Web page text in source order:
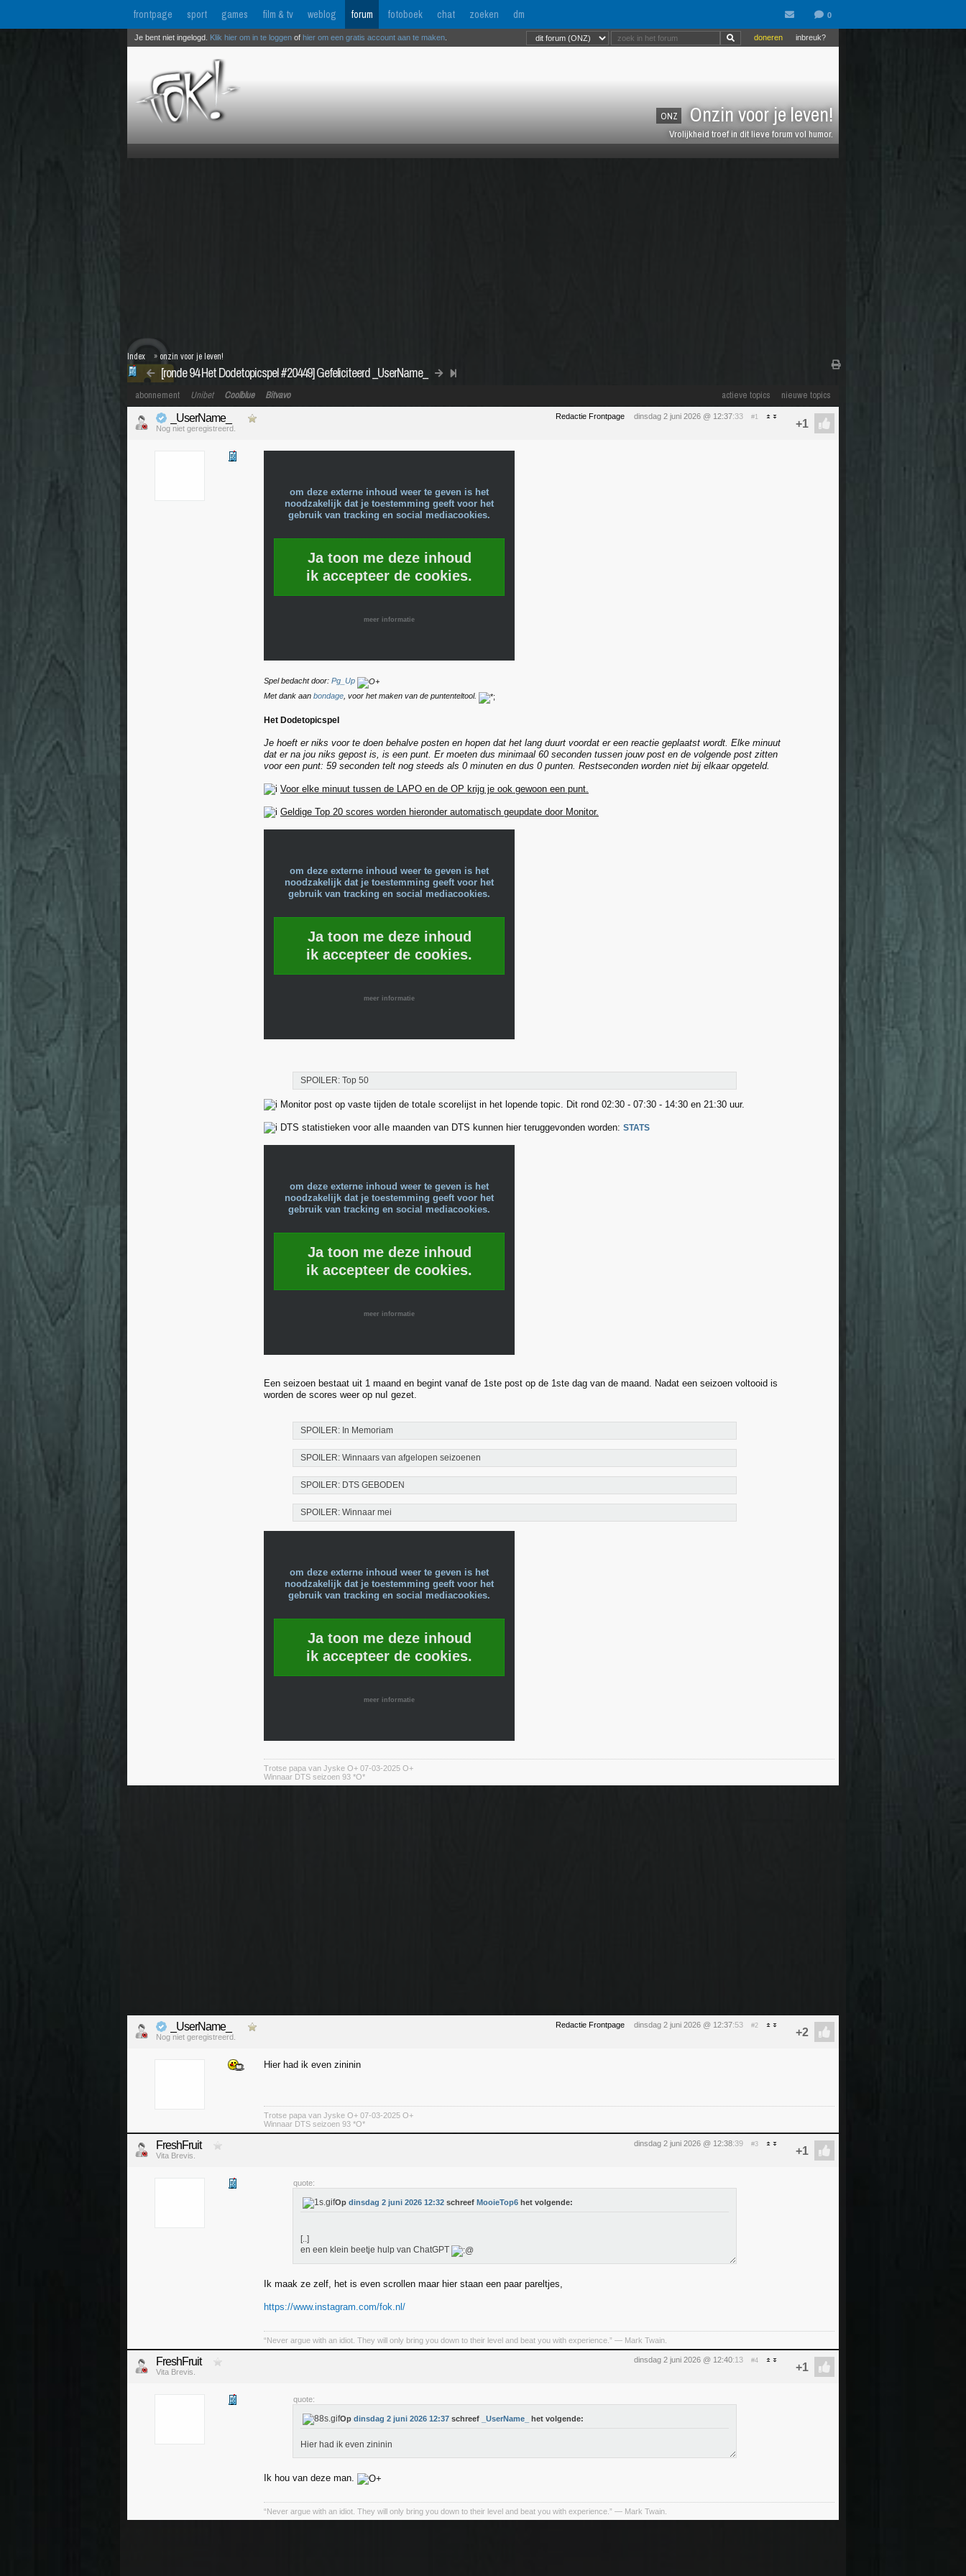
frontpage sport games film & tv weblog forum fotoboek chat zoeken dm
ONZ Onzin voor je leven!
Vrolijkheid troef in dit lieve forum vol humor.
inbreuk?
doneren
Je bent niet ingelogd. Klik hier om in te loggen of hier om een gratis account aan te maken
[ronde 94 Het Dodetopicspel #20449] Gefeliciteerd _UserName_
Index » onzin voor je leven!
actieve topics nieuwe topics
abonnement Unibet Coolblue Bitvavo
Redactie Frontpage dinsdag 2 juni 2026 @ 12:37:33 #1
_UserName_
Nog niet geregistreerd.
om deze externe inhoud weer te geven is het
noodzakelijk dat je toestemming geeft voor het
gebruik van tracking en social mediacookies.
Ja toon me deze inhoud
ik accepteer de cookies.
meer informatie
Spel bedacht door: Pg_Up
Met dank aan bondage , voor het maken van de puntenteltool.
Het DodetopicspeI
Je hoeft er niks voor te doen behalve posten en hopen dat het lang duurt voordat er een reactie geplaatst wordt. Elke minuut
dat er na jou niks gepost is, is een punt. Er moeten dus minimaal 60 seconden tussen jouw post en de volgende post zitten
voor een punt: 59 seconden telt nog steeds als 0 minuten en dus 0 punten. Restseconden worden niet bij elkaar opgeteld.
Voor elke minuut tussen de LAPO en de OP krijg je ook gewoon een punt.
Geldige Top 20 scores worden hieronder automatisch geupdate door Monitor.
om deze externe inhoud weer te geven is het
noodzakelijk dat je toestemming geeft voor het
gebruik van tracking en social mediacookies.
Ja toon me deze inhoud
ik accepteer de cookies.
meer informatie
SPOILER: Top 50
Monitor post op vaste tijden de totaIe scoreIijst in het lopende topic. Dit rond 02:30 - 07:30 - 14:30 en 21:30 uur.
DTS statistieken voor aIIe maanden van DTS kunnen hier teruggevonden worden: STATS
om deze externe inhoud weer te geven is het
noodzakelijk dat je toestemming geeft voor het
gebruik van tracking en social mediacookies.
Ja toon me deze inhoud
ik accepteer de cookies.
meer informatie
Een seizoen bestaat uit 1 maand en begint vanaf de 1ste post op de 1ste dag van de maand. Nadat een seizoen voltooid is
worden de scores weer op nuI gezet.
SPOILER: In Memoriam
SPOILER: Winnaars van afgelopen seizoenen
SPOILER: DTS GEBODEN
SPOILER: Winnaar mei
om deze externe inhoud weer te geven is het
noodzakelijk dat je toestemming geeft voor het
gebruik van tracking en social mediacookies.
Ja toon me deze inhoud
ik accepteer de cookies.
meer informatie
Trotse papa van Jyske O+ 07-03-2025 O+
Winnaar DTS seizoen 93 *O*
Redactie Frontpage dinsdag 2 juni 2026 @ 12:37:53 #2
_UserName_
Nog niet geregistreerd.
Hier had ik even zininin
Trotse papa van Jyske O+ 07-03-2025 O+
Winnaar DTS seizoen 93 *O*
dinsdag 2 juni 2026 @ 12:38:39 #3
FreshFruit
Vita Brevis.
quote:
Op dinsdag 2 juni 2026 12:32 schreef MooieTop6 het volgende:
[..]
en een klein beetje hulp van ChatGPT
Ik maak ze zelf, het is even scrollen maar hier staan een paar pareltjes,
https://www.instagram.com/fok.nl/
“Never argue with an idiot. They will only bring you down to their level and beat you with experience.” ― Mark Twain.
dinsdag 2 juni 2026 @ 12:40:13 #4
FreshFruit
Vita Brevis.
quote:
Op dinsdag 2 juni 2026 12:37 schreef _UserName_ het volgende:
Hier had ik even zininin
Ik hou van deze man.
“Never argue with an idiot. They will only bring you down to their level and beat you with experience.” ― Mark Twain.